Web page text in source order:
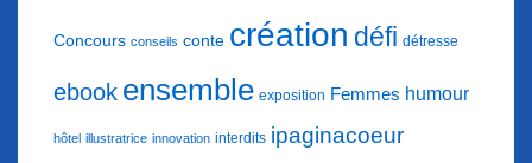
Concours conseils conte création défi détresse
ebook ensemble exposition Femmes humour
hôtel illustratrice innovation interdits ipaginacoeur